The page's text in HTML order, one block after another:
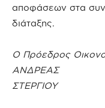
αποφάσεων στα
διάταξης.
Ο Πρόεδρος
ΑΝΔΡΕΑΣ